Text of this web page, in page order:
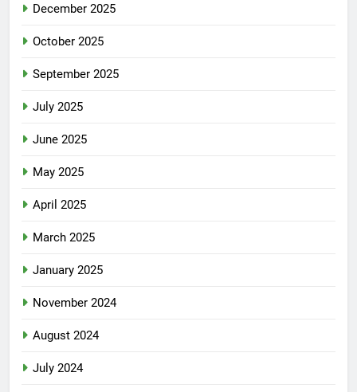
December 2025
October 2025
September 2025
July 2025
June 2025
May 2025
April 2025
March 2025
January 2025
November 2024
August 2024
July 2024